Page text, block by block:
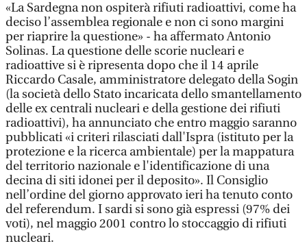
«La Sardegna non ospiterà rifiuti radioattivi, come ha
deciso l’assemblea regionale e non ci sono margini
per riaprire la questione» - ha affermato Antonio
Solinas. La questione delle scorie nucleari e
radioattive si è ripresenta dopo che il 14 aprile
Riccardo Casale, amministratore delegato della Sogin
(la società dello Stato incaricata dello smantellamento
delle ex centrali nucleari e della gestione dei rifiuti
radioattivi), ha annunciato che entro maggio saranno
pubblicati «i criteri rilasciati dall'Ispra (istituto per la
protezione e la ricerca ambientale) per la mappatura
del territorio nazionale e l'identificazione di una
decina di siti idonei per il deposito». Il Consiglio
nell’ordine del giorno approvato ieri ha tenuto conto
del referendum. I sardi si sono già espressi (97% dei
voti), nel maggio 2001 contro lo stoccaggio di rifiuti
nucleari.